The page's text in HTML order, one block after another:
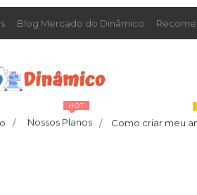
Blog Mercado do Dinâmico
/ Nossos Planos /
HOT
Como criar meu